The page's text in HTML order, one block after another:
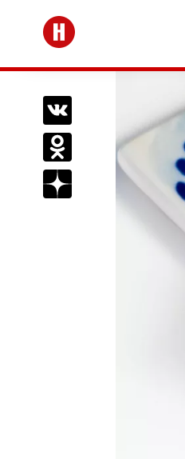
Перейти на главную
Поделиться Вконтакте
Поделиться в
Подписаться на нас в